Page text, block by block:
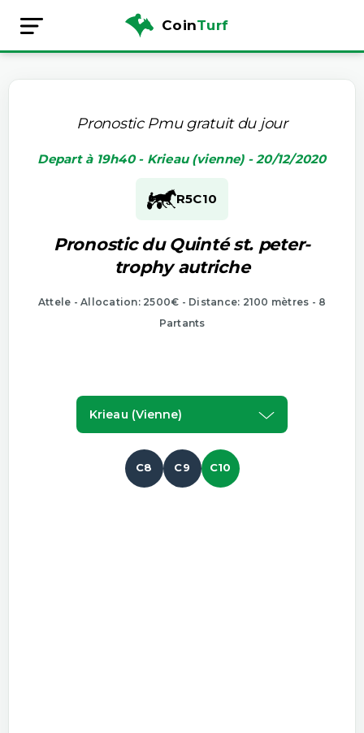
CoinTurf
Pronostic Pmu gratuit du jour
Depart à 19h40 - Krieau (vienne) - 20/12/2020
R5C10
Pronostic du Quinté st. peter-
trophy autriche
Attele - Allocation: 2500€ - Distance: 2100 mètres - 8
Partants
Krieau (vienne)
C8 C9 C10